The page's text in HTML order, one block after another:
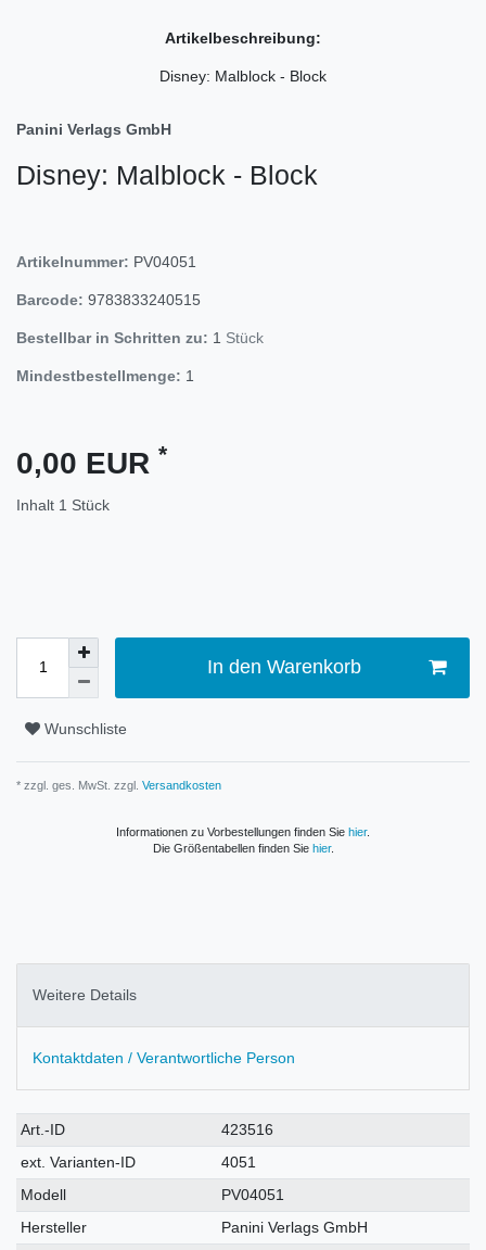
Artikelbeschreibung:
Disney: Malblock - Block
Panini Verlags GmbH
Disney: Malblock - Block
Artikelnummer: PV04051
Barcode: 9783833240515
Bestellbar in Schritten zu: 1 Stück
Mindestbestellmenge: 1
0,00 EUR *
Inhalt 1 Stück
In den Warenkorb
Wunschliste
* zzgl. ges. MwSt. zzgl. Versandkosten
Informationen zu Vorbestellungen finden Sie hier.
Die Größentabellen finden Sie hier.
Weitere Details
Kontaktdaten / Verantwortliche Person
Technisches
Merkmal
Wert
Art.-ID
423516
ext. Varianten-ID
4051
Modell
PV04051
Hersteller
Panini Verlags GmbH